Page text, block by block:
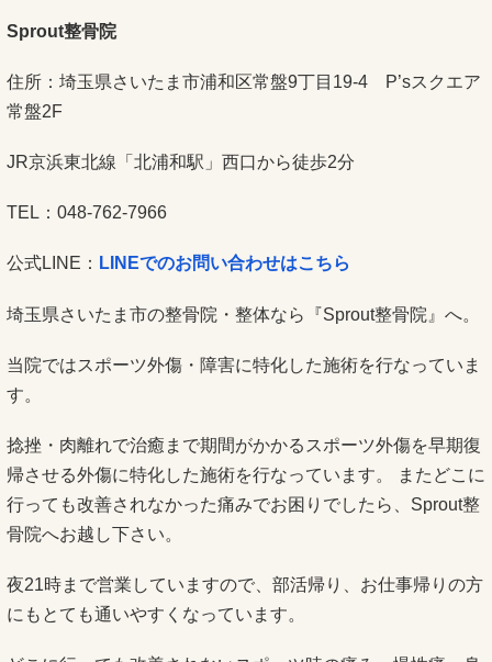
Sprout整骨院
住所：埼玉県さいたま市浦和区常盤9丁目19-4 P’sスクエア
常盤2F
JR京浜東北線「北浦和駅」西口から徒歩2分
TEL：048-762-7966
公式LINE： LINEでのお問い合わせはこちら
埼玉県さいたま市の整骨院・整体なら『Sprout整骨院』へ。
当院ではスポーツ外傷・障害に特化した施術を行なっていま
す。
捻挫・肉離れで治癒まで期間がかかるスポーツ外傷を早期復
帰させる外傷に特化した施術を行なっています。 またどこに
行っても改善されなかった痛みでお困りでしたら、Sprout整
骨院へお越し下さい。
夜21時まで営業していますので、部活帰り、お仕事帰りの方
にもとても通いやすくなっています。